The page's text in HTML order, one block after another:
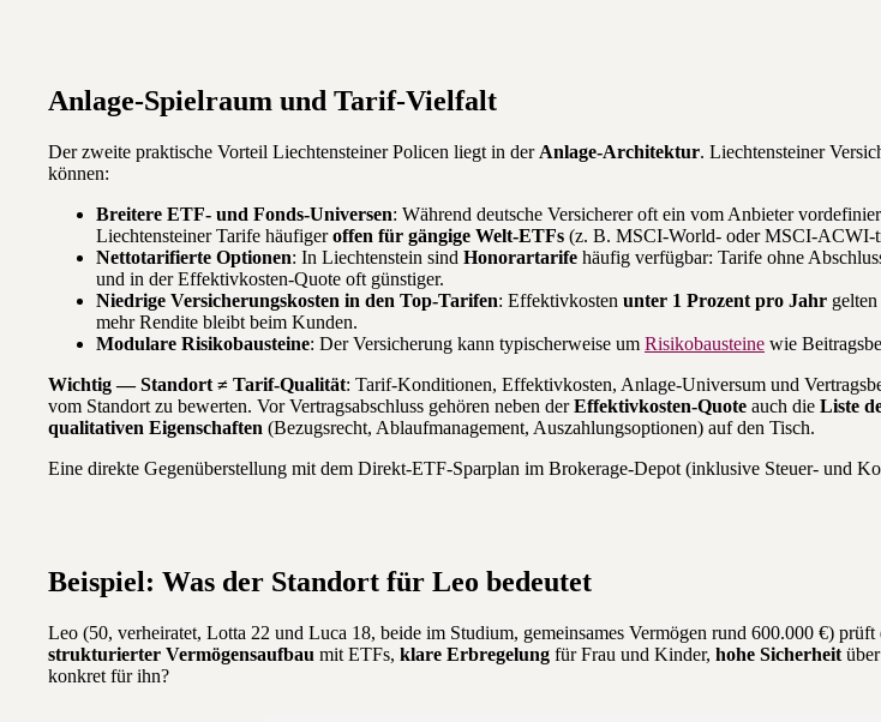
Anlage-Spielraum und Tarif-Vielfalt
Der zweite praktische Vorteil Liechtensteiner Policen liegt in der Anlage-Architektur. Liechtensteiner
können:
Breitere ETF- und Fonds-Universen: Während deutsche Versicherer oft ein vom Anbieter
Liechtensteiner Tarife häufigeroffen für gängige Welt-ETFs (z. B. MSCI-World- oder MSCI-ACWI-
Nettotarifierte Optionen: In Liechtenstein sind Honorartarife häufig verfügbar: Tarife ohne
und in der Effektivkosten-Quote oft günstiger.
Niedrige Versicherungskosten in den Top-Tarifen: Effektivkosten unter 1 Prozent pro Jahr
mehr Rendite bleibt beim Kunden.
Modulare Risikobausteine: Der Versicherung kann typischerweise um Risikobausteine wie
Wichtig — Standort ≠ Tarif-Qualität: Tarif-Konditionen, Effektivkosten, Anlage-Universum und
vom Standort zu bewerten. Vor Vertragsabschluss gehören neben derEffektivkosten-Quote auch die Liste
qualitativen Eigenschaften (Bezugsrecht, Ablaufmanagement, Auszahlungsoptionen) auf den Tisch.
Eine direkte Gegenüberstellung mit dem Direkt-ETF-Sparplan im Brokerage-Depot (inklusive Steuer- und
Beispiel: Was der Standort für Leo bedeutet
Leo (50, verheiratet, Lotta 22 und Luca 18, beide im Studium, gemeinsames Vermögen rund 600.000 €)
strukturierter Vermögensaufbau mit ETFs, klare Erbregelung für Frau und Kinder, hohe Sicherheit
konkret für ihn?